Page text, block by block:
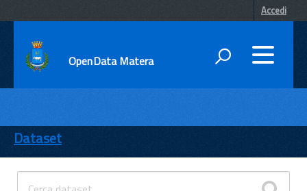
Accedi
OpenData Matera
ENTI
TEMI
INFORMAZIONI
Dataset